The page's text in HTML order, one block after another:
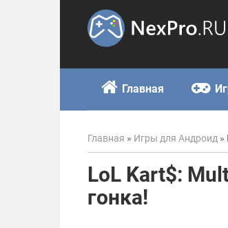
Главная
Главная » Игры для Андроид »
LoL Kart$:
гонка!